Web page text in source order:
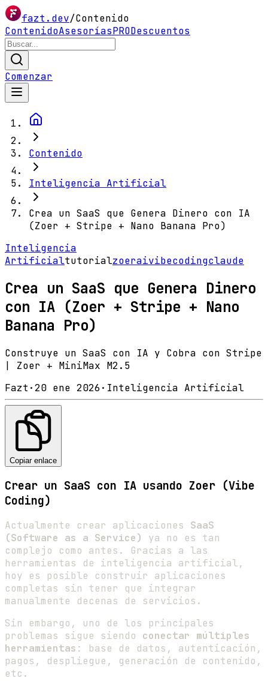
fazt.dev/Contenido
ContenidoAsesoríasPRODescuentos
Comenzar
Contenido
Inteligencia Artificial
Crea un SaaS que Genera Dinero con IA
(Zoer + Stripe + Nano Banana Pro)
Inteligencia
Artificialtutorialzoeraivibecodingclaude
Crea un SaaS que Genera Dinero
con IA (Zoer + Stripe + Nano
Banana Pro)
Construye un SaaS con IA y Cobra con Stripe
| Zoer + MiniMax M2.5
Fazt ·20 ene 2026· Inteligencia Artificial
Copiar enlace
Crear un SaaS con IA usando Zoer (Vibe
Coding)
Actualmente crear aplicaciones SaaS
(Software as a Service)
ya no es tan
complejo como antes. Gracias a las
herramientas de inteligencia artificial,
hoy es posible construir aplicaciones
completas sin tener que integrar
manualmente decenas de servicios.
Sin embargo, uno de los principales
problemas sigue siendo conectar múltiples
herramientas : base de datos, autenticación,
pagos, despliegue, generación de contenido,
etc.